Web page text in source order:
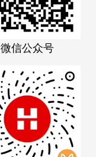
微信公众号